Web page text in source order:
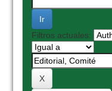
Filtros actuales: